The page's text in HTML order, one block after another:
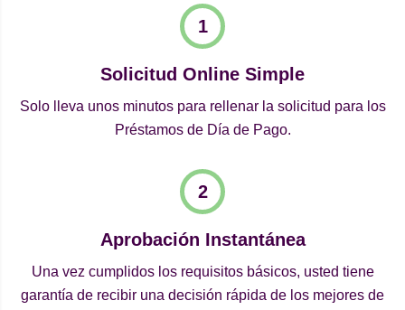
Solicitud Online Simple
Solo lleva unos minutos para rellenar la solicitud para los
Préstamos de Día de Pago.
Aprobación Instantánea
Una vez cumplidos los requisitos básicos, usted tiene
garantía de recibir una decisión rápida de los mejores de